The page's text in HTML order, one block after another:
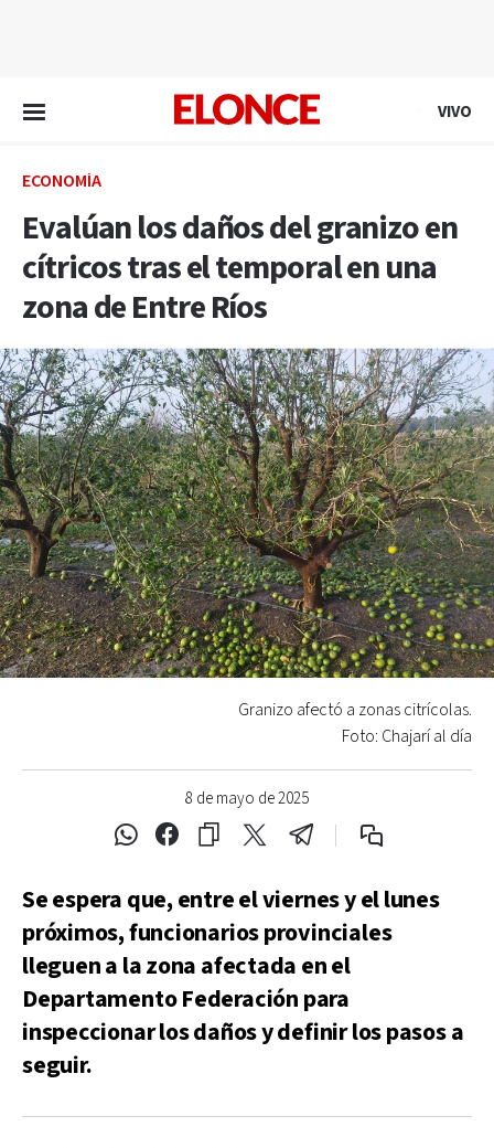
VIVO
ECONOMÍA
Evalúan los daños del granizo en
cítricos tras el temporal en una
zona de Entre Ríos
8 de mayo de 2025
Granizo afectó a zonas citrícolas.
Foto: Chajarí al día
Se espera que, entre el viernes y el lunes
próximos, funcionarios provinciales
lleguen a la zona afectada en el
Departamento Federación para
inspeccionar los daños y definir los pasos a
seguir.